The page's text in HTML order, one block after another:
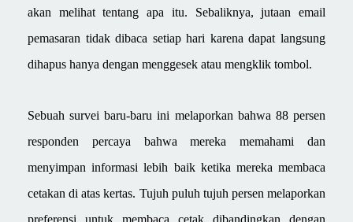
akan melihat tentang apa itu. Sebaliknya, jutaan email
pemasaran tidak dibaca setiap hari karena dapat langsung
dihapus hanya dengan menggesek atau mengklik tombol.
Sebuah survei baru-baru ini melaporkan bahwa 88 persen
responden percaya bahwa mereka memahami dan
menyimpan informasi lebih baik ketika mereka membaca
cetakan di atas kertas. Tujuh puluh tujuh persen melaporkan
preferensi untuk membaca cetak dibandingkan dengan